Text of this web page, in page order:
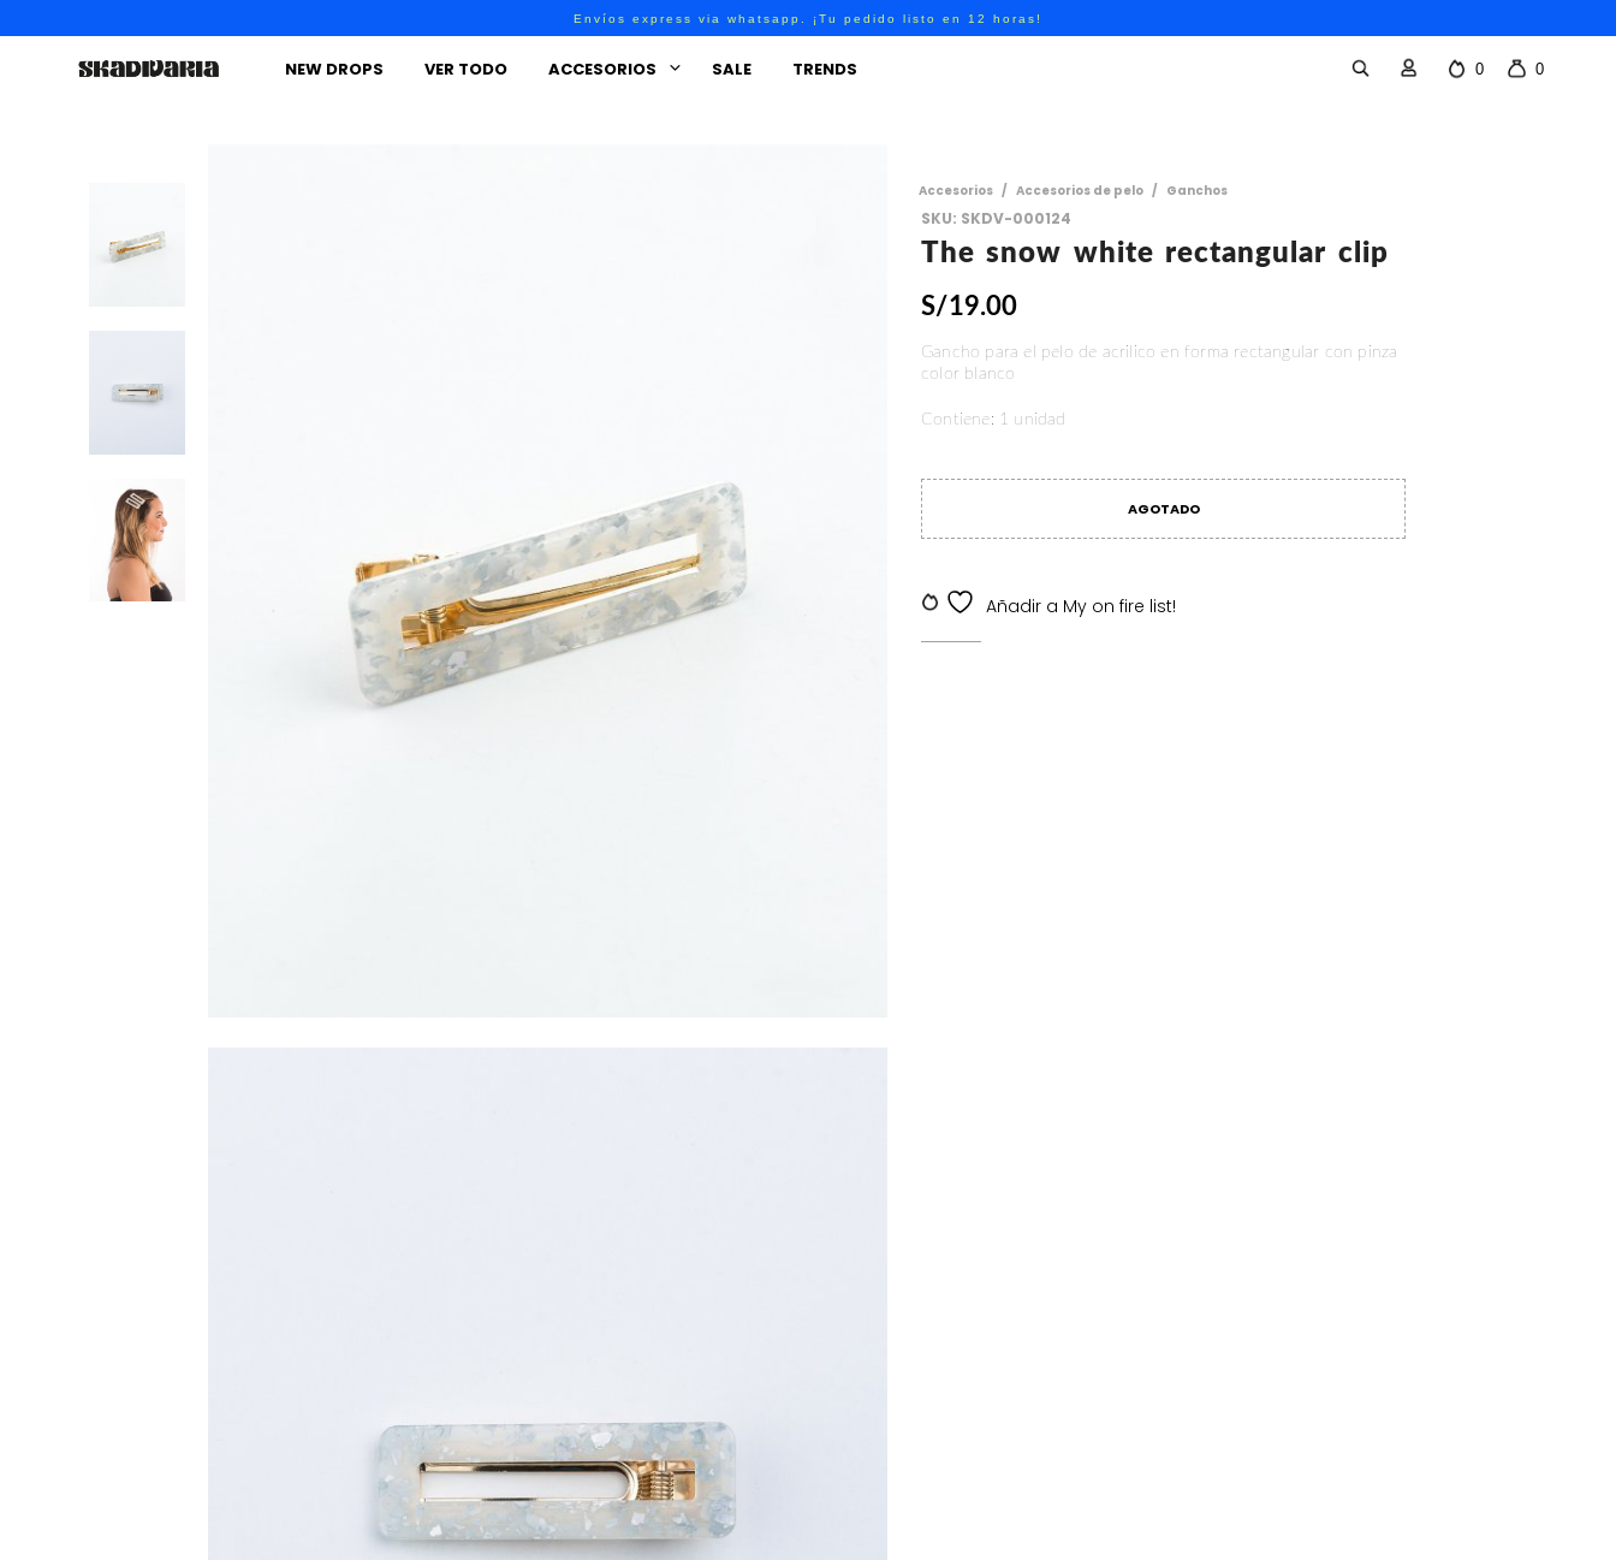
Envíos express via whatsapp. ¡Tu pedido listo en 12 horas!
0 0
NEW DROPS VER TODO ACCESORIOS SALE TRENDS
Accesorios / Accesorios de pelo / Ganchos
SKU: SKDV-000124
The snow white rectangular clip
S/19.00
Gancho para el pelo de acrilico en forma rectangular con pinza
color blanco
Contiene: 1 unidad
AGOTADO
Añadir a My on fire list!
SKU:SKDV-000124